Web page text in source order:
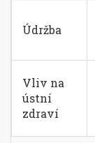
Údržba
Vliv na
ústní
zdraví